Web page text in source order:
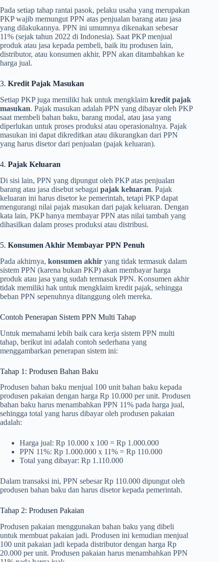
Pada setiap tahap rantai pasok, pelaku usaha yang merupakan
PKP wajib memungut PPN atas penjualan barang atau jasa
yang dilakukannya. PPN ini umumnya dikenakan sebesar
11% (sejak tahun 2022 di Indonesia). Saat PKP menjual
produk atau jasa kepada pembeli, baik itu produsen lain,
distributor, atau konsumen akhir, PPN akan ditambahkan ke
harga jual.
3. Kredit Pajak Masukan
Setiap PKP juga memiliki hak untuk mengklaim kredit pajak
masukan. Pajak masukan adalah PPN yang dibayar oleh PKP
saat membeli bahan baku, barang modal, atau jasa yang
diperlukan untuk proses produksi atau operasionalnya. Pajak
masukan ini dapat dikreditkan atau dikurangkan dari PPN
yang harus disetor dari penjualan (pajak keluaran).
4. Pajak Keluaran
Di sisi lain, PPN yang dipungut oleh PKP atas penjualan
barang atau jasa disebut sebagai pajak keluaran. Pajak
keluaran ini harus disetor ke pemerintah, tetapi PKP dapat
mengurangi nilai pajak masukan dari pajak keluaran. Dengan
kata lain, PKP hanya membayar PPN atas nilai tambah yang
dihasilkan dalam proses produksi atau distribusi.
5. Konsumen Akhir Membayar PPN Penuh
Pada akhirnya, konsumen akhir yang tidak termasuk dalam
sistem PPN (karena bukan PKP) akan membayar harga
produk atau jasa yang sudah termasuk PPN. Konsumen akhir
tidak memiliki hak untuk mengklaim kredit pajak, sehingga
beban PPN sepenuhnya ditanggung oleh mereka.
Contoh Penerapan Sistem PPN Multi Tahap
Untuk memahami lebih baik cara kerja sistem PPN multi
tahap, berikut ini adalah contoh sederhana yang
menggambarkan penerapan sistem ini:
Tahap 1: Produsen Bahan Baku
Produsen bahan baku menjual 100 unit bahan baku kepada
produsen pakaian dengan harga Rp 10.000 per unit. Produsen
bahan baku harus menambahkan PPN 11% pada harga jual,
sehingga total yang harus dibayar oleh produsen pakaian
adalah:
Harga jual: Rp 10.000 x 100 = Rp 1.000.000
PPN 11%: Rp 1.000.000 x 11% = Rp 110.000
Total yang dibayar: Rp 1.110.000
Dalam transaksi ini, PPN sebesar Rp 110.000 dipungut oleh
produsen bahan baku dan harus disetor kepada pemerintah.
Tahap 2: Produsen Pakaian
Produsen pakaian menggunakan bahan baku yang dibeli
untuk membuat pakaian jadi. Produsen ini kemudian menjual
100 unit pakaian jadi kepada distributor dengan harga Rp
20.000 per unit. Produsen pakaian harus menambahkan PPN